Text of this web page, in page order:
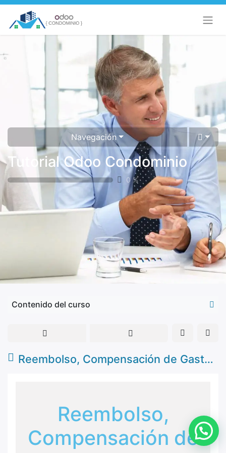
Navegación
Tutorial Odoo Condominio
0%
Contenido del curso
Reembolso, Compensación de Gastos Propiedad
Reembolso,
Compensación de